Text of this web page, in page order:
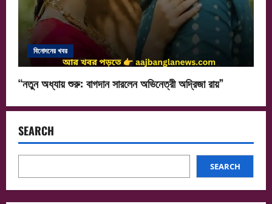
বিনোদনের খবর
“নতুন অধ্যায় শুরু: বাগদান সারলেন অভিনেত্রী অদ্রিজা রায়”
SEARCH
SEARCH